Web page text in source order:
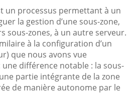
un processus permettant à un
la gestion d’une sous-zone,
sous-zones, à un autre serveur.
à la configuration d’un
que nous avons vue
différence notable : la sous-
partie intégrante de la zone
de manière autonome par le